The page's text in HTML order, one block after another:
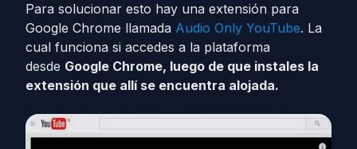
Para solucionar esto hay una extensión para
Google Chrome llamada Audio Only YouTube. La
cual funciona si accedes a la plataforma
desde Google Chrome, luego de que instales la
extensión que allí se encuentra alojada.